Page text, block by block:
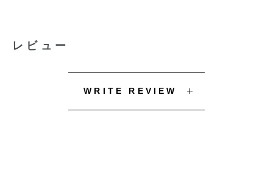
レビュー
WRITE REVIEW